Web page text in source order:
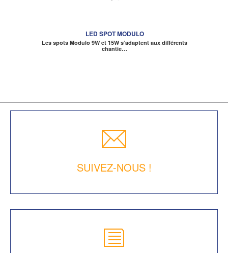
LED SPOT MODULO
Les spots Modulo 9W et 15W s’adaptent aux différents
chantie…
SUIVEZ-NOUS !